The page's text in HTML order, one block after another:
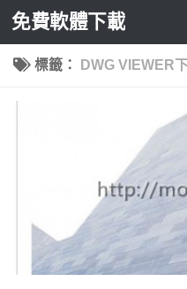
Skip to content
免費軟體下載
標籤： DWG VIEWER